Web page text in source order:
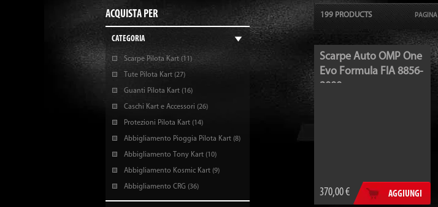
199 PRODUCTS PAGINA
Scarpe Auto OMP One
Evo Formula FIA 8856-
2000
370,00 € AGGIUNGI
ACQUISTA PER
CATEGORIA
Scarpe Pilota Kart (11)
Tute Pilota Kart (27)
Guanti Pilota Kart (16)
Caschi Kart e Accessori (26)
Protezioni Pilota Kart (14)
Abbigliamento Pioggia Pilota Kart (8)
Abbigliamento Tony Kart (10)
Abbigliamento Kosmic Kart (9)
Abbigliamento CRG (36)